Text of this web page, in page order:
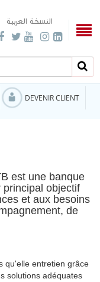
النسخة العربية
DEVENIR CLIENT
est une banque
principal objectif
et aux besoins
de
qu'elle entretien grâce
solutions adéquates